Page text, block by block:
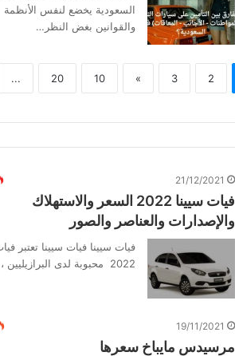
السعودية يخضع لنفس الأنظمة
والقوانين بغض النظر…
2
3
»
10
20
...
21/12/2021
فيات سيينا 2022 السعر والاستهلاك
والإصدارات والعناصر والصور
فيات سيينا فيات سيينا تعتبر
2022 محبوبة لدى البرازيليين ، فهي…
19/11/2021
مرسيدس مايباخ سعرها